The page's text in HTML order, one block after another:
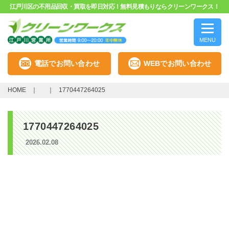
江戸川区の不用品回収・買取を即日対応！無料見積もりならクリーンワークス！
MENU
電話でお問い合わせ WEBでお問い合わせ
HOME 1770447264025
1770447264025
2026.02.08